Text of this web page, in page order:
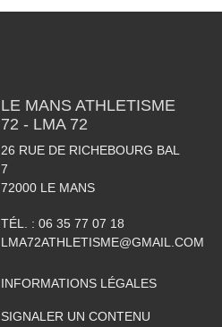
LE MANS ATHLETISME
72 - LMA 72
26 RUE DE RICHEBOURG BAL
7
72000 LE MANS
TÉL. : 06 35 77 07 18
LMA72ATHLETISME@GMAIL.COM
INFORMATIONS LÉGALES
SIGNALER UN CONTENU